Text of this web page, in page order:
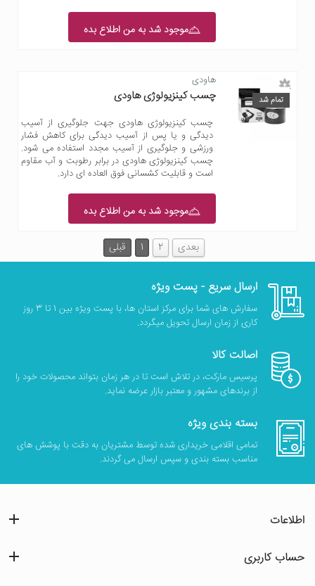
موجود شد به من اطلاع بده
تمام شد
هاودی
چسب کینزیولوژی هاودی
چسب کینزیولوژی هاودی جهت جلوگیری از آسیب
دیدگی و یا پس از آسیب دیدگی برای کاهش فشار
ورزشی و جلوگیری از آسیب مجدد استفاده می شود.
چسب کینزیولوژی هاودی در برابر رطوبت و آب مقاوم
است و قابلیت کشسانی فوق العاده ای دارد.
موجود شد به من اطلاع بده
قبلی 1 2 بعدی
ارسال سریع - پست ویژه
سفارش های شما برای مرکز استان ها، با پست ویژه بین 1 تا 3 روز
کاری از زمان ارسال تحویل میگردد.
اصالت کالا
پرسیس مارکت، در تلاش است تا در هر زمان بتواند محصولات خود را
از برندهای مشهور و معتبر بازار عرضه نماید.
بسته بندی ویژه
تمامی اقلامی خریداری شده توسط مشتریان به دقت با پوشش های
مناسب بسته بندی و سپس ارسال می گردند.
اطلاعات
حساب کاربری